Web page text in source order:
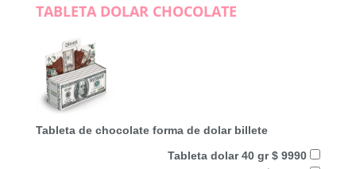
TABLETA DOLAR CHOCOLATE
Tableta de chocolate forma de dolar billete
Tableta dolar 40 gr $ 9990